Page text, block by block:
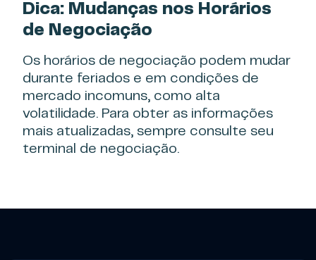
Dica: Mudanças nos Horários
de Negociação
Os horários de negociação podem mudar
durante feriados e em condições de
mercado incomuns, como alta
volatilidade. Para obter as informações
mais atualizadas, sempre consulte seu
terminal de negociação.